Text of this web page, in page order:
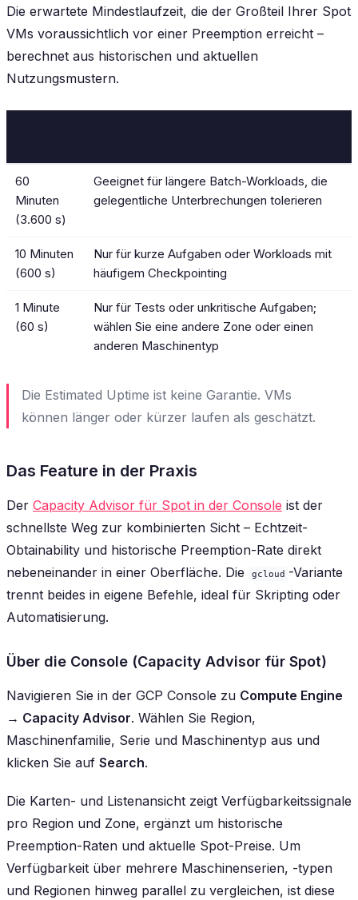
Die erwartete Mindestlaufzeit, die der Großteil Ihrer Spot
VMs voraussichtlich vor einer Preemption erreicht –
berechnet aus historischen und aktuellen
Nutzungsmustern.
60
Minuten
(3.600 s)
Geeignet für längere Batch-Workloads, die
gelegentliche Unterbrechungen tolerieren
10 Minuten
(600 s)
Nur für kurze Aufgaben oder Workloads mit
häufigem Checkpointing
1 Minute
(60 s)
Nur für Tests oder unkritische Aufgaben;
wählen Sie eine andere Zone oder einen
anderen Maschinentyp
Die Estimated Uptime ist keine Garantie. VMs
können länger oder kürzer laufen als geschätzt.
Das Feature in der Praxis
Der Capacity Advisor für Spot in der Console ist der
schnellste Weg zur kombinierten Sicht – Echtzeit-
Obtainability und historische Preemption-Rate direkt
nebeneinander in einer Oberfläche. Die
gcloud -Variante
trennt beides in eigene Befehle, ideal für Skripting oder
Automatisierung.
Über die Console (Capacity Advisor für Spot)
Navigieren Sie in der GCP Console zu Compute Engine
→ Capacity Advisor. Wählen Sie Region,
Maschinenfamilie, Serie und Maschinentyp aus und
klicken Sie auf Search.
Die Karten- und Listenansicht zeigt Verfügbarkeitssignale
pro Region und Zone, ergänzt um historische
Preemption-Raten und aktuelle Spot-Preise. Um
Verfügbarkeit über mehrere Maschinenserien, -typen
und Regionen hinweg parallel zu vergleichen, ist diese